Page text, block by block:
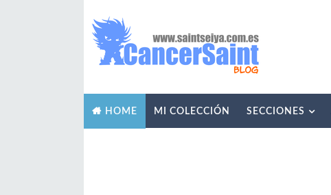
HOME MI COLECCIÓN SECCIONES